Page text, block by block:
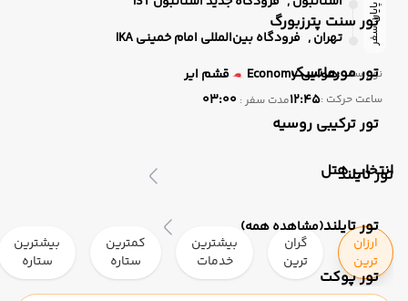
تور سنت پترزبورگ
تور مورمانسک
تور ترکیبی روسیه
تور تایلند
تور تایلند(مشاهده همه)
تور پوکت
پایان سفر
تهران , فرودگاه بین‌المللی امام خمینی IKA
نوع سفر :هواییEconomy قشم ایر
ساعت حرکت :12:45مدت سفر : 03:00
انتخاب هتل
ارزان
ترین
گران
ترین
بیشترین
خدمات
کمترین
ستاره
بیشترین
ستاره